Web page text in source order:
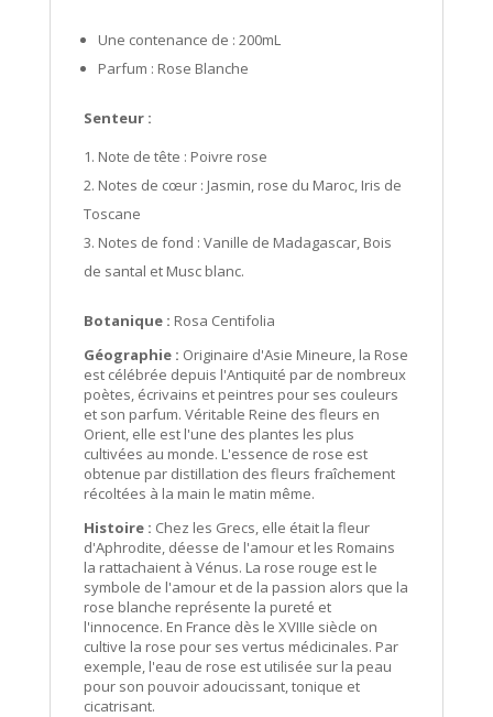
Une contenance de : 200mL
Parfum : Rose Blanche
Senteur :
Note de tête : Poivre rose
Notes de cœur : Jasmin, rose du Maroc, Iris de
Toscane
Notes de fond : Vanille de Madagascar, Bois
de santal et Musc blanc.
Botanique : Rosa Centifolia
Géographie : Originaire d'Asie Mineure, la Rose
est célébrée depuis l'Antiquité par de nombreux
poètes, écrivains et peintres pour ses couleurs
et son parfum. Véritable Reine des fleurs en
Orient, elle est l'une des plantes les plus
cultivées au monde. L'essence de rose est
obtenue par distillation des fleurs fraîchement
récoltées à la main le matin même.
Histoire : Chez les Grecs, elle était la fleur
d'Aphrodite, déesse de l'amour et les Romains
la rattachaient à Vénus. La rose rouge est le
symbole de l'amour et de la passion alors que la
rose blanche représente la pureté et
l'innocence. En France dès le XVIIIe siècle on
cultive la rose pour ses vertus médicinales. Par
exemple, l'eau de rose est utilisée sur la peau
pour son pouvoir adoucissant, tonique et
cicatrisant.